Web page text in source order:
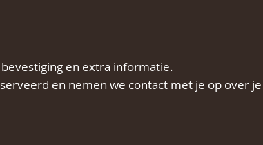
en extra informatie.
en nemen we contact met je op over je